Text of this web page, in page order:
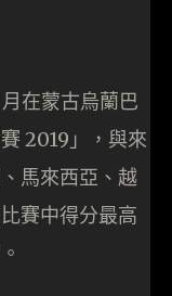
在蒙古烏蘭巴
2019」，與來
馬來西亞、越
賽中得分最高